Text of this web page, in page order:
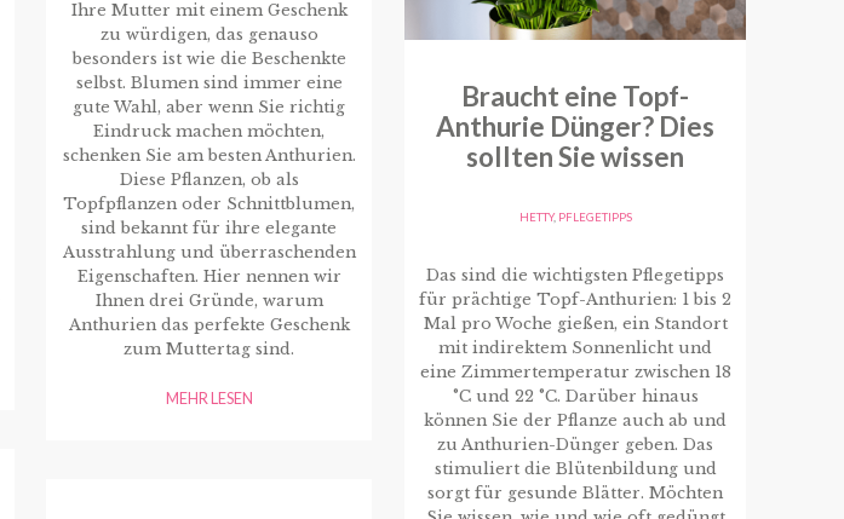
Ihre Mutter mit einem Geschenk
zu würdigen, das genauso
besonders ist wie die Beschenkte
selbst. Blumen sind immer eine
gute Wahl, aber wenn Sie richtig
Eindruck machen möchten,
schenken Sie am besten Anthurien.
Diese Pflanzen, ob als
Topfpflanzen oder Schnittblumen,
sind bekannt für ihre elegante
Ausstrahlung und überraschenden
Eigenschaften. Hier nennen wir
Ihnen drei Gründe, warum
Anthurien das perfekte Geschenk
zum Muttertag sind.
MEHR LESEN
Braucht eine Topf-
Anthurie Dünger? Dies
sollten Sie wissen
HETTY, PFLEGETIPPS
Das sind die wichtigsten Pflegetipps
für prächtige Topf-Anthurien: 1 bis 2
Mal pro Woche gießen, ein Standort
mit indirektem Sonnenlicht und
eine Zimmertemperatur zwischen 18
°C und 22 °C. Darüber hinaus
können Sie der Pflanze auch ab und
zu Anthurien-Dünger geben. Das
stimuliert die Blütenbildung und
sorgt für gesunde Blätter. Möchten